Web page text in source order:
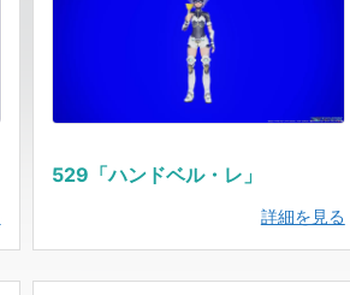
529「ハンドベル・レ」
詳細を見る